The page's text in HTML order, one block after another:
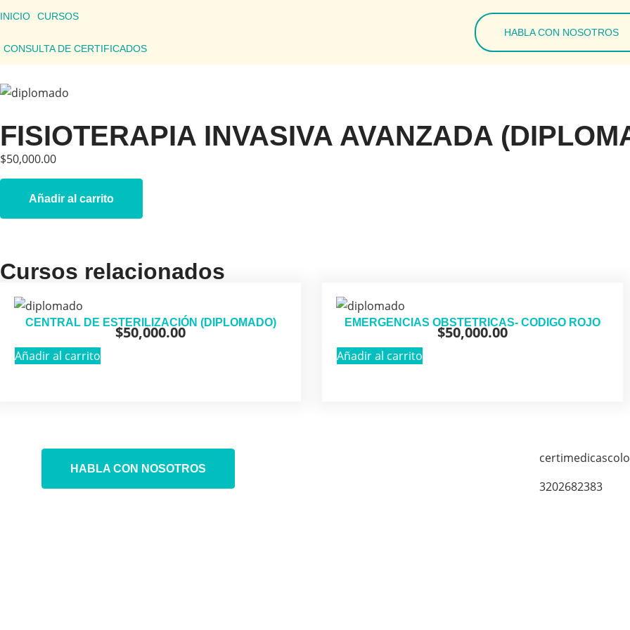
INICIO CURSOS
CONSULTA DE CERTIFICADOS
HABLA CON NOSOTROS
FISIOTERAPIA INVASIVA AVANZADA
$50,000.00
Añadir al carrito
Cursos relacionados
CENTRAL DE ESTERILIZACIÓN (DIPLOMADO)
$50,000.00
Añadir al carrito
EMERGENCIAS OBSTETRICAS- CODIGO ROJO
$50,000.00
Añadir al carrito
HABLA CON NOSOTROS
3202682383